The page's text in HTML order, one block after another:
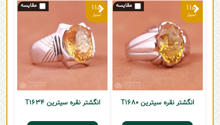
115
انگشتر نقره سیترین T1680
115
انگشتر نقره سیترین T1634